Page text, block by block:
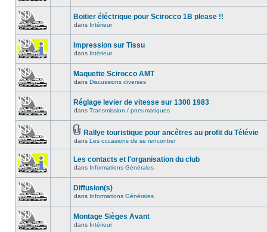
Boitier éléctrique pour Scirocco 1B please !!
dans Intérieur
Impression sur Tissu
dans Intérieur
Maquette Scirocco AMT
dans Discussions diverses
Réglage levier de vitesse sur 1300 1983
dans Transmission / pneumatiques
Rallye touristique pour ancêtres au profit du Télévie
dans Les occasions de se rencontrer
Les contacts et l'organisation du club
dans Informations Générales
Diffusion(s)
dans Informations Générales
Montage Sièges Avant
dans Intérieur